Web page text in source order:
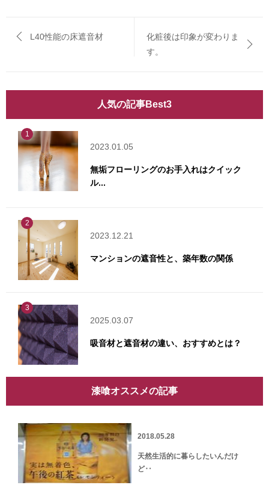
L40性能の床遮音材
化粧後は印象が変わりま
す。
人気の記事Best3
1
2023.01.05
無垢フローリングのお手入れはクイック
ル...
2
2023.12.21
マンションの遮音性と、築年数の関係
3
2025.03.07
吸音材と遮音材の違い、おすすめとは？
漆喰オススメの記事
2018.05.28
天然生活的に暮らしたいんだけ
ど‥